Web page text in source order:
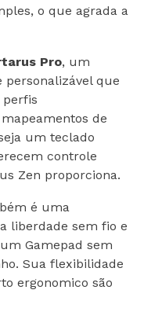
o que agrada a
Pro, um
personalizável que
de
um teclado
controle
Zen proporciona.
é uma
liberdade sem fio e
Gamepad sem
Sua flexibilidade
ergonomico são